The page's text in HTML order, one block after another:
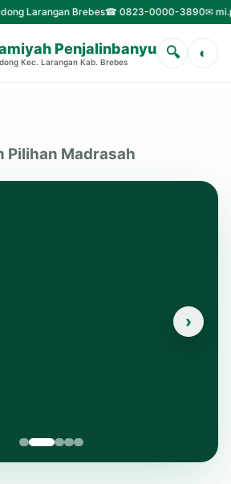
☎ 0823-0000-3890✉
Penjalinbanyu
Kec. Larangan Kab. Brebes
🔍 ◐
Pilihan Madrasah
›